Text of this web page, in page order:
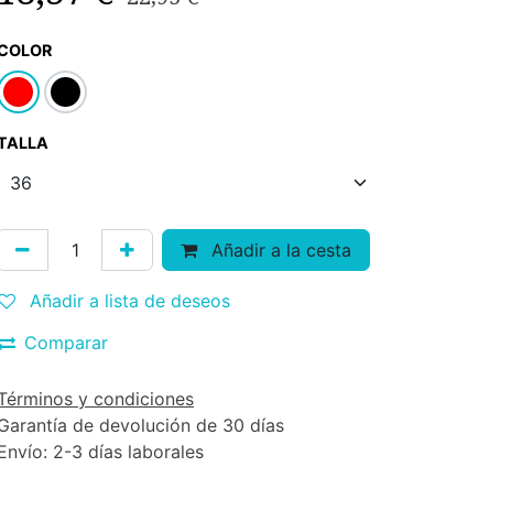
Añadir a la cesta
Añadir a lista de deseos
Comparar
y condiciones
de devolución de 30 días
2-3 días laborales